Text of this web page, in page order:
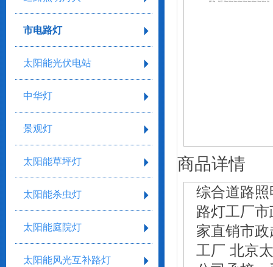
市电路灯
太阳能光伏电站
中华灯
景观灯
太阳能草坪灯
太阳能杀虫灯
太阳能庭院灯
太阳能风光互补路灯
商品详情
综合道路
路灯工厂
家直销市
工厂 北京